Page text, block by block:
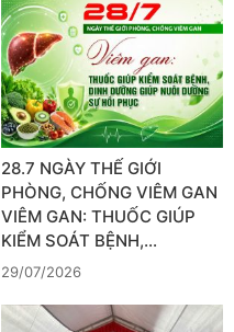
28.7 NGÀY THẾ GIỚI
PHÒNG, CHỐNG VIÊM GAN
VIÊM GAN: THUỐC GIÚP
KIỂM SOÁT BỆNH,…
29/07/2026